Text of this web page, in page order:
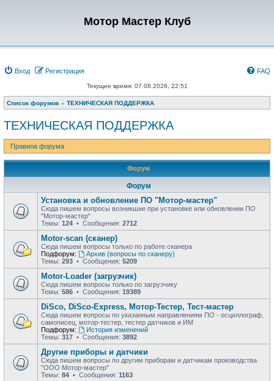
Мотор Мастер Клуб
Вход Регистрация FAQ
Текущее время: 07.08.2026, 22:51
Список форумов ТЕХНИЧЕСКАЯ ПОДДЕРЖКА
ТЕХНИЧЕСКАЯ ПОДДЕРЖКА
Правила форума
Форум
Форум
Установка и обновление ПО "Мотор-мастер"
Сюда пишем вопросы возникшие при установке или обновлении ПО
"Мотор-мастер"
Темы: 124 • Сообщения: 2712
Motor-scan (сканер)
Сюда пишем вопросы только по работе сканера
Подфорум:
Архив (вопросы по сканеру)
Темы: 293 • Сообщения: 5209
Motor-Loader (загрузчик)
Сюда пишем вопросы только по загрузчику
Темы: 586 • Сообщения: 19389
DiSco, DiSco-Express, Мотор-Тестер, Тест-мастер
Сюда пишем вопросы по указанным направлениям ПО - осциллограф,
самописец, мотор-тестер, тестер датчиков и ИМ
Подфорум:
История изменений
Темы: 317 • Сообщения: 3892
Другие приборы и датчики
Сюда пишем вопросы по другим приборам и датчикам производства
"ООО Мотор-мастер"
Темы: 84 • Сообщения: 1163